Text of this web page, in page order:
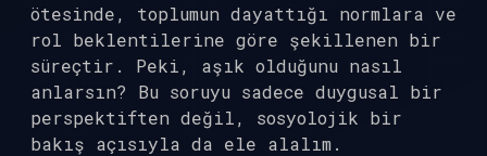
ötesinde, toplumun dayattığı normlara ve
rol beklentilerine göre şekillenen bir
süreçtir. Peki, aşık olduğunu nasıl
anlarsın? Bu soruyu sadece duygusal bir
perspektiften değil, sosyolojik bir
bakış açısıyla da ele alalım.